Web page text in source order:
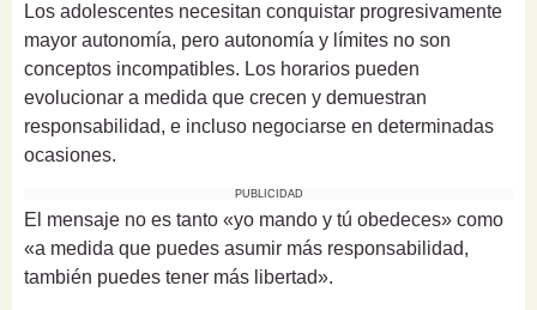
Los adolescentes necesitan conquistar progresivamente
mayor autonomía, pero autonomía y límites no son
conceptos incompatibles. Los horarios pueden
evolucionar a medida que crecen y demuestran
responsabilidad, e incluso negociarse en determinadas
ocasiones.
PUBLICIDAD
El mensaje no es tanto «yo mando y tú obedeces» como
«a medida que puedes asumir más responsabilidad,
también puedes tener más libertad».